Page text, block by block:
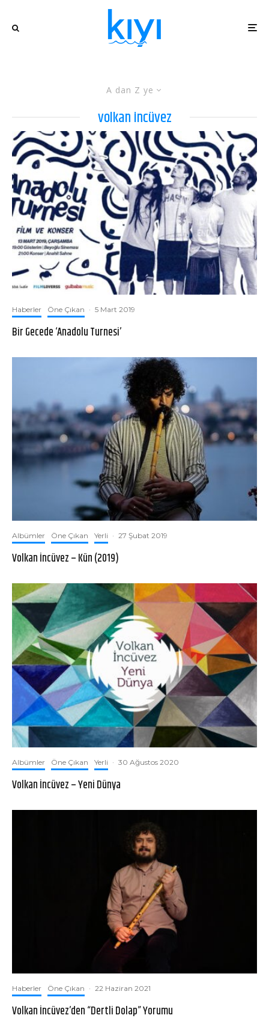
A dan Z ye
volkan incüvez
Haberler Öne Çıkan · 5 Mart 2019
Bir Gecede ‘Anadolu Turnesi’
Albümler Öne Çıkan Yerli · 27 Şubat 2019
Volkan İncüvez – Kün (2019)
Albümler Öne Çıkan Yerli · 30 Ağustos 2020
Volkan İncüvez – Yeni Dünya
Haberler Öne Çıkan · 22 Haziran 2021
Volkan İncüvez’den “Dertli Dolap” Yorumu